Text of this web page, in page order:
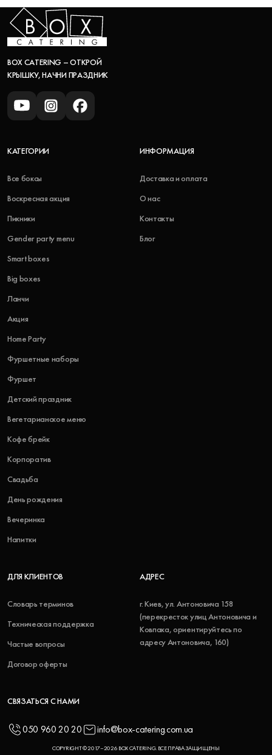
BOX CATERING – ОТКРОЙ
КРЫШКУ, НАЧНИ ПРАЗДНИК
КАТЕГОРИИ
Все боксы
Воскресная акция
Пикники
Gender party menu
Smart boxes
Big boxes
Ланчи
Акция
Home Party
Фуршетные наборы
Фуршет
Детский праздник
Вегетарианское меню
Кофе брейк
Корпоратив
Свадьба
День рождения
Вечеринка
Напитки
ИНФОРМАЦИЯ
Доставка и оплата
О нас
Контакты
Блог
ДЛЯ КЛИЕНТОВ
Словарь терминов
Техническая поддержка
Частые вопросы
Договор оферты
АДРЕС
г. Киев, ул. Антоновича 158
(перекресток улиц Антоновича и
Ковпака, ориентируйтесь по
адресу Антоновича, 160)
СВЯЗАТЬСЯ С НАМИ
050 960 20 20 info@box-catering.com.ua
COPYRIGHT © 2017–2026 BOX CATERING. ВСЕ ПРАВА ЗАЩИЩЕНЫ